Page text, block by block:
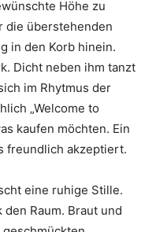
Höhe zu
die überstehenden
in den Korb hinein.
Dicht neben ihm tanzt
im Rhytmus der
„Welcome to
kaufen möchten. Ein
freundlich akzeptiert.
eine ruhige Stille.
Raum. Braut und